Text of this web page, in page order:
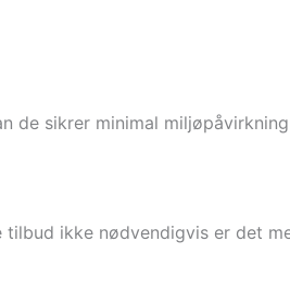
de sikrer minimal
ikke nødvendigvis er det